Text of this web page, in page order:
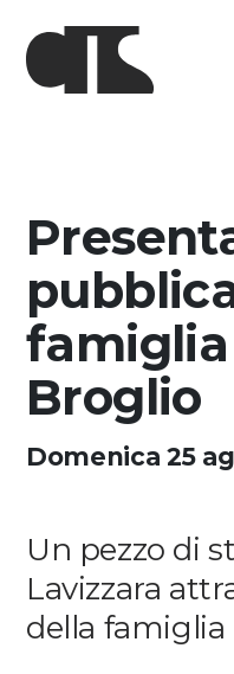
Broglio
Domenica 25
Un pezzo di
Lavizzara
della famiglia